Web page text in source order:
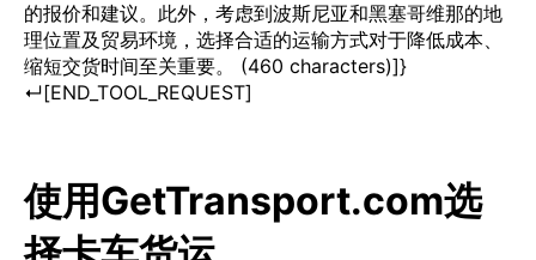
的报价和建议。此外，考虑到波斯尼亚和黑塞哥维那的地
理位置及贸易环境，选择合适的运输方式对于降低成本、
缩短交货时间至关重要。 (460 characters)]}
↵[END_TOOL_REQUEST]
使用GetTransport.com选